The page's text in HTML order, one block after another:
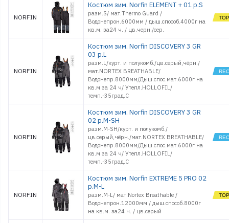
NORFIN
Костюм зим. Norfin ELEMENT + 01 р.S
разм.S/ мат.Thermo Guard /
Водонепрон.6000мм / дыш.способ.4000г на
кв.м. за24 ч. / цв.черн./сер.
NORFIN
Костюм зим. Norfin DISCOVERY 3 GR
03 р.L
разм.L/курт. и полукомб./цв.серый,чёрн./
мат.NORTEX BREATHABLE/
Водонепр.8000мм/Дыш.спос.мат.6000г на
кв.м за 24 ч/ Утепл.HOLLOFIL/
темп.-35град.С
NORFIN
Костюм зим. Norfin DISCOVERY 3 GR
02 р.M-SH
разм.M-SH/курт. и полукомб./
цв.серый,чёрн./мат.NORTEX BREATHABLE/
Водонепр.8000мм/Дыш.спос.мат.6000г на
кв.м за 24 ч/ Утепл.HOLLOFIL/
темп.-35град.С
NORFIN
Костюм зим. Norfin EXTREME 5 PRO 02
р.M-L
разм.M-L/ мат.Nortex Breathable /
Водонепрон.12000мм / дыш.способ.8000г
на кв.м. за24 ч. / цв.серый